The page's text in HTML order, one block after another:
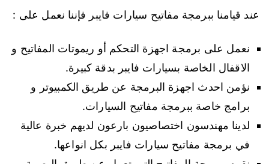
عند قيامنا ببرمجة مفاتيح سيارات فايبر فإننا نعمل على :
نعمل على برمجة اجهزة التحكم أو ريموتات المفاتيح و
الاقفال الخاصة بسيارات فايبر بدقة كبيرة.
نؤمن احدث اجهزة البرمجة عن طريق الكمبيوتر و
برامج خاصة ببرمجة مفاتيح السيارات.
لدينا مهندسون اختصاصيون بارعون لديهم خبرة عالية
في برمجة مفاتيح سيارات فايبر بكل انواعها.